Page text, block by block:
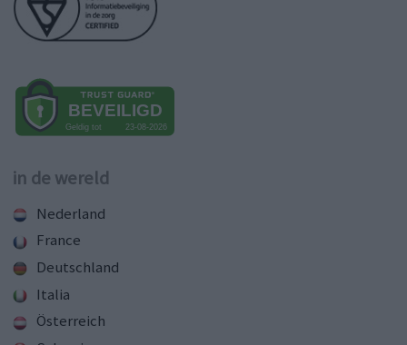
in de wereld
Nederland
France
Deutschland
Italia
Österreich